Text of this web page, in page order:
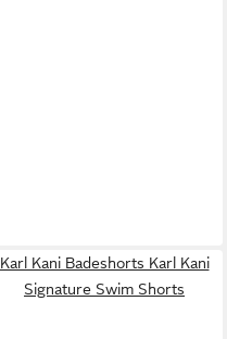
Karl Kani Badeshorts Karl Kani
Signature Swim Shorts